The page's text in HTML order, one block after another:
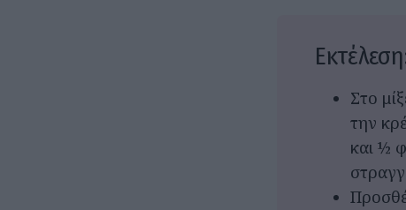
Στο
την
και ½